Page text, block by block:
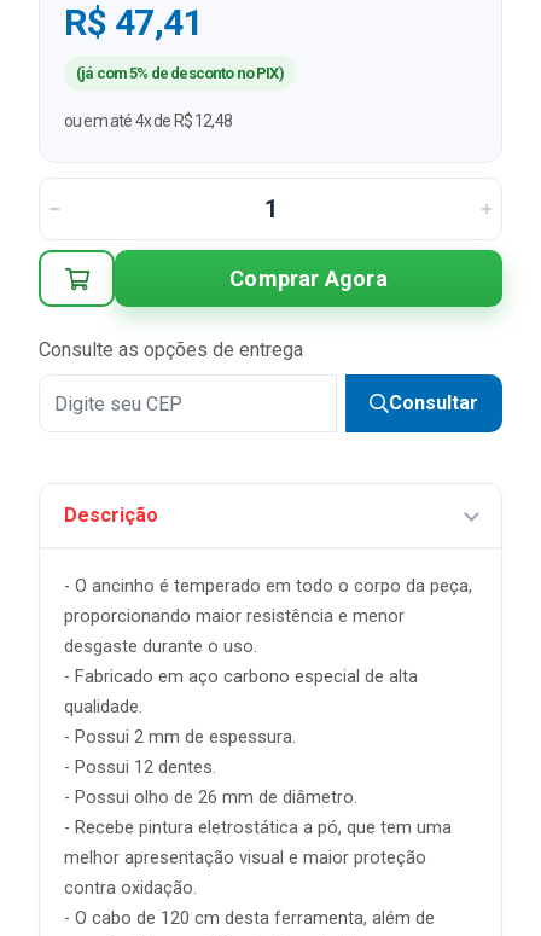
R$ 47,41
(já com 5% de desconto no PIX)
ou em até 4x de R$ 12,48
Comprar Agora
Consulte as opções de entrega
Consultar
Descrição
- O ancinho é temperado em todo o corpo da peça,
proporcionando maior resistência e menor
desgaste durante o uso.
- Fabricado em aço carbono especial de alta
qualidade.
- Possui 2 mm de espessura.
- Possui 12 dentes.
- Possui olho de 26 mm de diâmetro.
- Recebe pintura eletrostática a pó, que tem uma
melhor apresentação visual e maior proteção
contra oxidação.
- O cabo de 120 cm desta ferramenta, além de